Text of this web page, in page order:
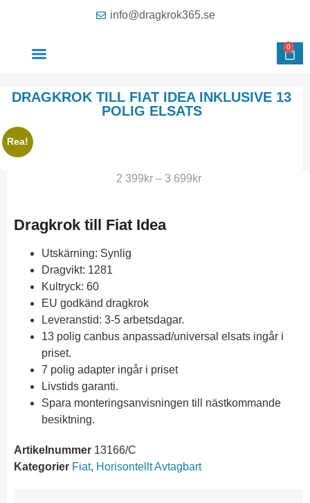
info@dragkrok365.se
0
DRAGKROK TILL FIAT IDEA INKLUSIVE 13
POLIG ELSATS
Rea!
2 399kr – 3 699kr
Dragkrok till Fiat Idea
Utskärning: Synlig
Dragvikt: 1281
Kultryck: 60
EU godkänd dragkrok
Leveranstid: 3-5 arbetsdagar.
13 polig canbus anpassad/universal elsats ingår i
priset.
7 polig adapter ingår i priset
Livstids garanti.
Spara monteringsanvisningen till nästkommande
besiktning.
Artikelnummer 13166/C
Kategorier Fiat, Horisontellt Avtagbart